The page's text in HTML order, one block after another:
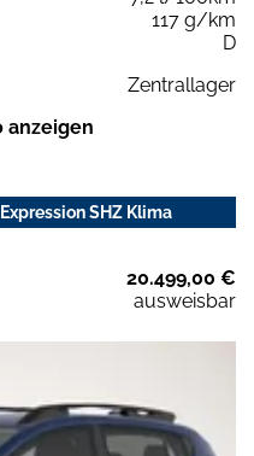
117 g/km
D
Zentrallager
anzeigen
SHZ Klima
20.499,00 €
ausweisbar